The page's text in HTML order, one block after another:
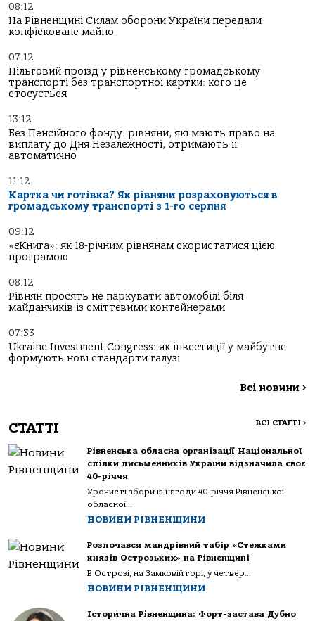
08:12
На Рівненщині Силам оборони України передали
конфісковане майно
07:12
Пільговий проїзд у рівненському громадському
транспорті без транспортної картки: кого це
стосується
13:12
Без Пенсійного фонду: рівняни, які мають право на
виплату до Дня Незалежності, отримають її
автоматично
11:12
Картка чи готівка? Як рівняни розраховуються в
громадському транспорті з 1-го серпня
09:12
«єКнига»: як 18-річним рівнянам скористатися цією
програмою
08:12
Рівнян просять не паркувати автомобілі біля
майданчиків із сміттєвими контейнерами
07:33
Ukraine Investment Congress: як інвестиції у майбутнє
формують нові стандарти галузі
Всі новини >
СТАТТІ ВСІ СТАТТІ >
Рівненська обласна організації Національної
спілки письменників України відзначила своє
40-річчя
Урочисті збори із нагоди 40-річчя Рівненської
обласної...
НОВИНИ РІВНЕНЩИНИ
Розпочався мандрівний табір «Стежками
князів Острозьких» на Рівненщині
В Острозі, на Замковій горі, у четвер...
НОВИНИ РІВНЕНЩИНИ
Історична Рівненщина: Форт-застава Дубно